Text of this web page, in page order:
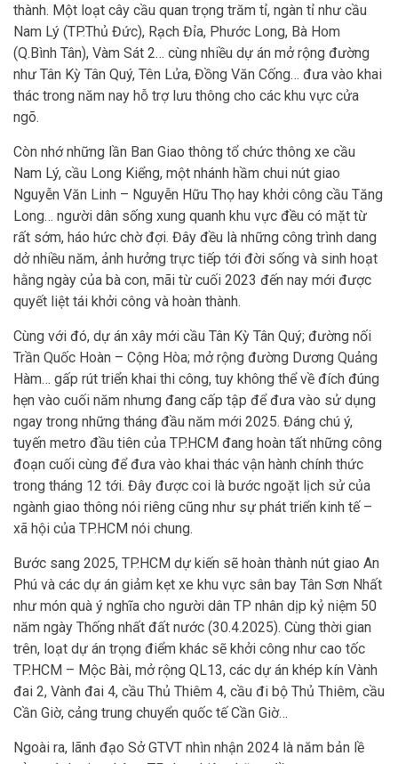
thành. Một loạt cây cầu quan trọng trăm tỉ, ngàn tỉ như cầu
Nam Lý (TP.Thủ Đức), Rạch Đỉa, Phước Long, Bà Hom
(Q.Bình Tân), Vàm Sát 2… cùng nhiều dự án mở rộng đường
như Tân Kỳ Tân Quý, Tên Lửa, Đồng Văn Cống… đưa vào khai
thác trong năm nay hỗ trợ lưu thông cho các khu vực cửa
ngõ.
Còn nhớ những lần Ban Giao thông tổ chức thông xe cầu
Nam Lý, cầu Long Kiểng, một nhánh hầm chui nút giao
Nguyễn Văn Linh – Nguyễn Hữu Thọ hay khởi công cầu Tăng
Long… người dân sống xung quanh khu vực đều có mặt từ
rất sớm, háo hức chờ đợi. Đây đều là những công trình dang
dở nhiều năm, ảnh hưởng trực tiếp tới đời sống và sinh hoạt
hằng ngày của bà con, mãi từ cuối 2023 đến nay mới được
quyết liệt tái khởi công và hoàn thành.
Cùng với đó, dự án xây mới cầu Tân Kỳ Tân Quý; đường nối
Trần Quốc Hoàn – Cộng Hòa; mở rộng đường Dương Quảng
Hàm… gấp rút triển khai thi công, tuy không thể về đích đúng
hẹn vào cuối năm nhưng đang cấp tập để đưa vào sử dụng
ngay trong những tháng đầu năm mới 2025. Đáng chú ý,
tuyến metro đầu tiên của TP.HCM đang hoàn tất những công
đoạn cuối cùng để đưa vào khai thác vận hành chính thức
trong tháng 12 tới. Đây được coi là bước ngoặt lịch sử của
ngành giao thông nói riêng cũng như sự phát triển kinh tế –
xã hội của TP.HCM nói chung.
Bước sang 2025, TP.HCM dự kiến sẽ hoàn thành nút giao An
Phú và các dự án giảm kẹt xe khu vực sân bay Tân Sơn Nhất
như món quà ý nghĩa cho người dân TP nhân dịp kỷ niệm 50
năm ngày Thống nhất đất nước (30.4.2025). Cùng thời gian
trên, loạt dự án trọng điểm khác sẽ khởi công như cao tốc
TP.HCM – Mộc Bài, mở rộng QL13, các dự án khép kín Vành
đai 2, Vành đai 4, cầu Thủ Thiêm 4, cầu đi bộ Thủ Thiêm, cầu
Cần Giờ, cảng trung chuyển quốc tế Cần Giờ…
Ngoài ra, lãnh đạo Sở GTVT nhìn nhận 2024 là năm bản lề